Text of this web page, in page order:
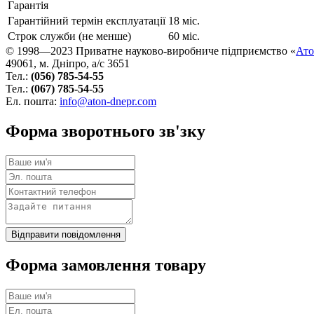
Гарантія
Гарантійний термін експлуатації 18 міс.
Строк служби (не менше)
60 міс.
© 1998—2023 Приватне науково‑виробниче підприємство «
49061, м. Дніпро, а/с 3651
Тел.: (056) 785-54-55
Тел.: (067) 785-54-55
Ел. пошта: info@aton-dnepr.com
Форма зворотнього зв'зку
Форма замовлення товару